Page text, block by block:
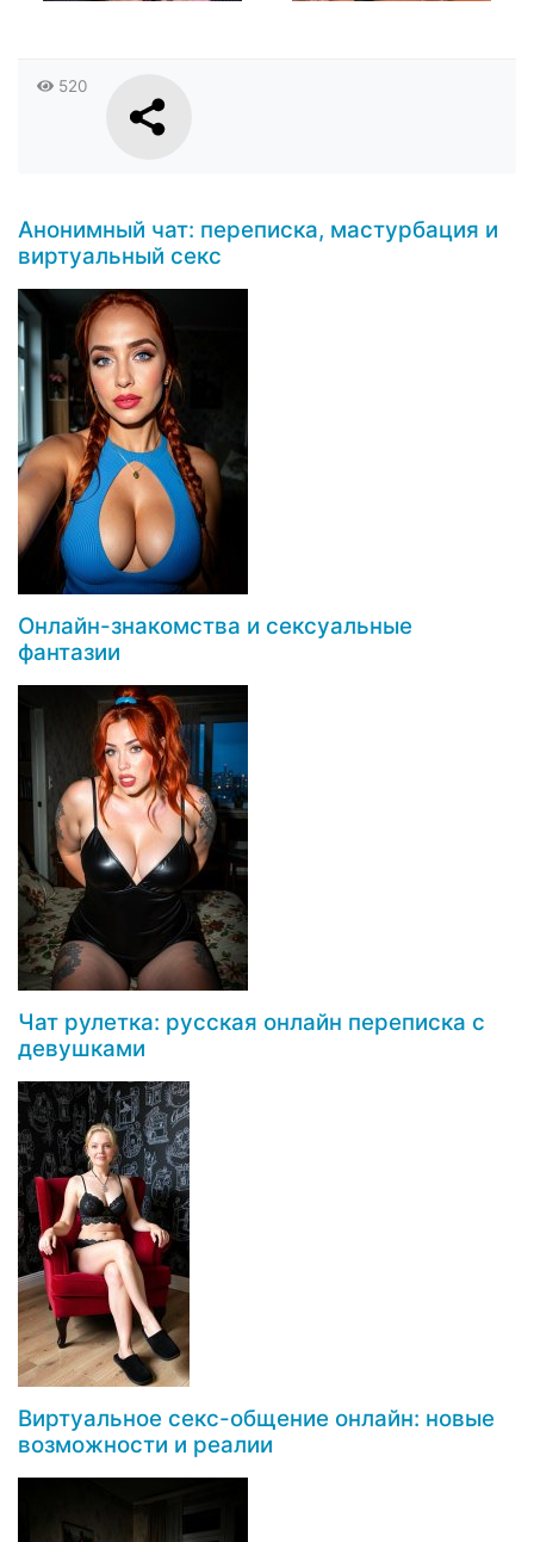
520
Анонимный чат: переписка, мастурбация и
виртуальный секс
Онлайн-знакомства и сексуальные
фантазии
Чат рулетка: русская онлайн переписка с
девушками
Виртуальное секс-общение онлайн: новые
возможности и реалии